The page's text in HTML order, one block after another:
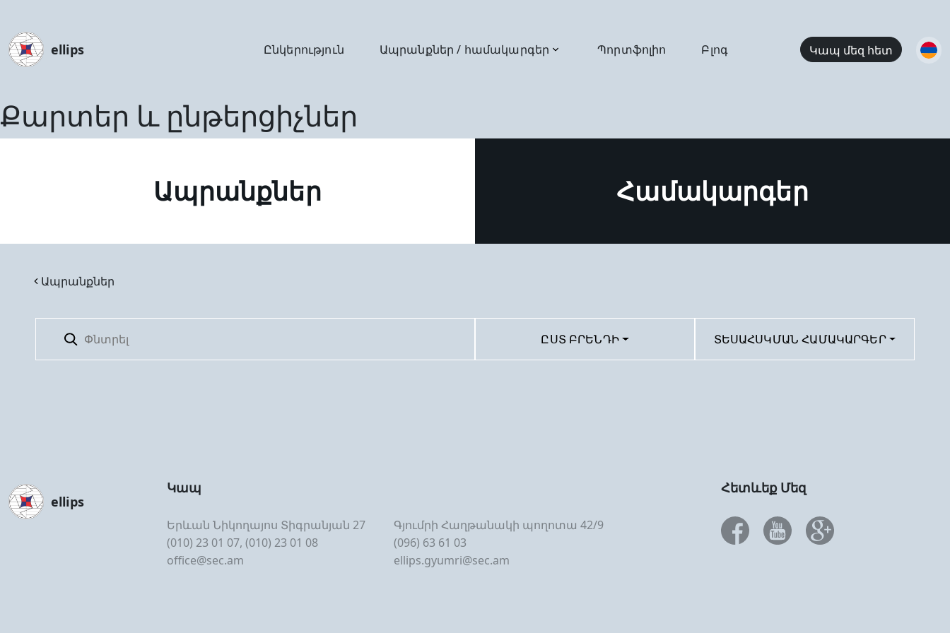
ellips Ընկերություն Ապրանքներ / համակարգեր Պորտֆոլիո Բլոգ Կապ մեզ հետ
Քարտեր և ընթերցիչներ
Ապրանքներ Համակարգեր
Ապրանքներ
ԸՍՏ ԲՐԵՆԴԻ ՏԵՍԱՀՍԿՄԱՆ ՀԱՄԱԿԱՐԳԵՐ
ellips
Կապ
Երևան Նիկողայոս Տիգրանյան 27
(010) 23 01 07, (010) 23 01 08
office@sec.am
Գյումրի Հաղթանակի պողոտա 42/9
(096) 63 61 03
ellips.gyumri@sec.am
Հետևեք Մեզ